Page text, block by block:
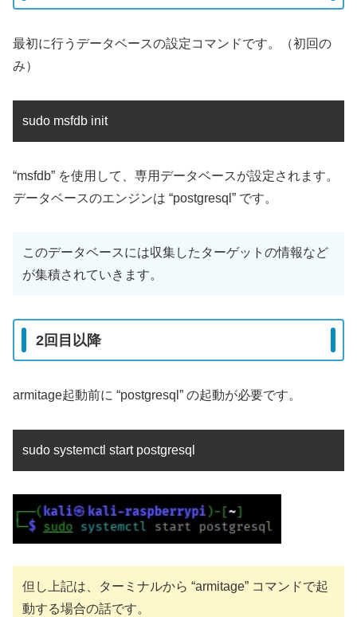
最初に行うデータベースの設定コマンドです。（初回の
み）
sudo msfdb init
“msfdb” を使用して、専用データベースが設定されます。
データベースのエンジンは “postgresql” です。
このデータベースには収集したターゲットの情報など
が集積されていきます。
2回目以降
armitage起動前に “postgresql” の起動が必要です。
sudo systemctl start postgresql
但し上記は、ターミナルから “armitage” コマンドで起
動する場合の話です。